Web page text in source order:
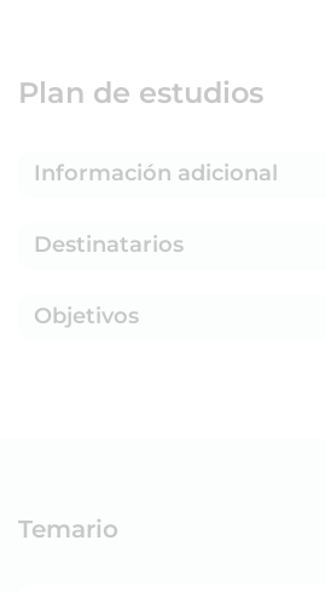
Plan de estudios
Información adicional
Destinatarios
Objetivos
Temario